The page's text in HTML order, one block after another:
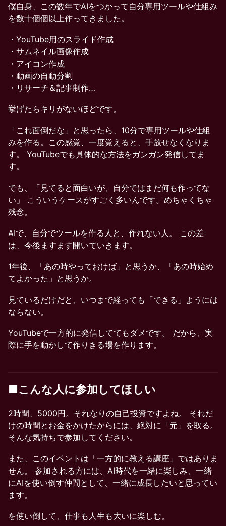
僕自身、この数年でAIをつかって自分専用ツールや仕組み
を数十個個以上作ってきました。
・YouTube用のスライド作成
・サムネイル画像作成
・アイコン作成
・動画の自動分割
・リサーチ＆記事制作…
挙げたらキリがないほどです。
「これ面倒だな」と思ったら、10分で専用ツールや仕組
みを作る。この感覚、一度覚えると、手放せなくなりま
す。 YouTubeでも具体的な方法をガンガン発信してま
す。
でも、「見てると面白いが、自分ではまだ何も作ってな
い」 こういうケースがすごく多いんです。めちゃくちゃ
残念。
AIで、自分でツールを作る人と、作れない人。 この差
は、今後ますます開いていきます。
1年後、「あの時やっておけば」と思うか、「あの時始め
てよかった」と思うか。
見ているだけだと、いつまで経っても「できる」ようには
ならない。
YouTubeで一方的に発信しててもダメです。 だから、実
際に手を動かして作りきる場を作ります。
■こんな人に参加してほしい
2時間、5000円。それなりの自己投資ですよね。 それだ
けの時間とお金をかけたからには、絶対に「元」を取る。
そんな気持ちで参加してください。
また、このイベントは「一方的に教える講座」ではありま
せん。 参加される方には、AI時代を一緒に楽しみ、一緒
にAIを使い倒す仲間として、一緒に成長したいと思ってい
ます。
を使い倒して、仕事も人生も大いに楽しむ。